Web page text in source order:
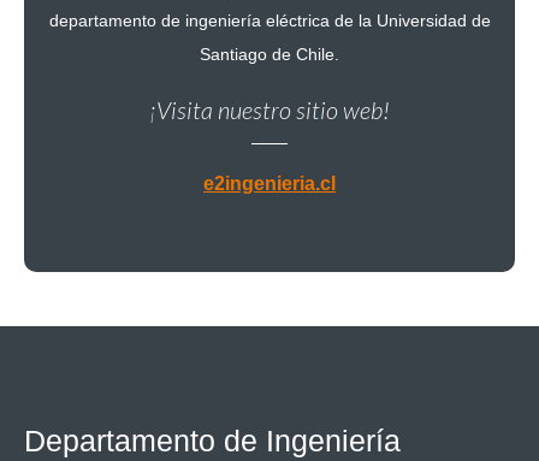
departamento de ingeniería eléctrica de la Universidad de
Santiago de Chile.
¡Visita nuestro sitio web!
e2ingenieria.cl
Departamento de Ingeniería